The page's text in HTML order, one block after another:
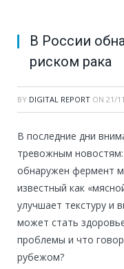
В России
риском рака
BY DIGITAL REPORT ON 21/
В последние дни
тревожным новостям:
обнаружен фермент
известный как
улучшает текстуру и
может стать
проблемы и что
рубежом?